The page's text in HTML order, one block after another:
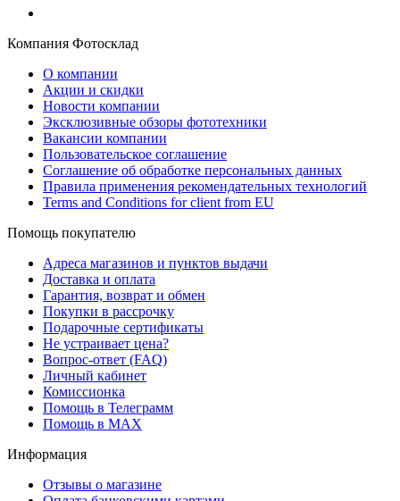
Компания Фотосклад
О компании
Акции и скидки
Новости компании
Эксклюзивные обзоры фототехники
Вакансии компании
Пользовательское соглашение
Соглашение об обработке персональных данных
Правила применения рекомендательных технологий
Terms and Conditions for client from EU
Помощь покупателю
Адреса магазинов и пунктов выдачи
Доставка и оплата
Гарантия, возврат и обмен
Покупки в рассрочку
Подарочные сертификаты
Не устраивает цена?
Вопрос-ответ (FAQ)
Личный кабинет
Комиссионка
Помощь в Телеграмм
Помощь в MAX
Информация
Отзывы о магазине